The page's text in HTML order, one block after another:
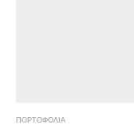
ΠΟΡΤΟΦΟΛΙΑ